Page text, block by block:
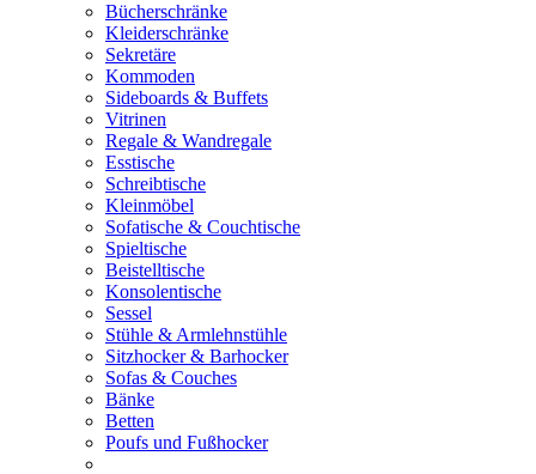
Bücherschränke
Kleiderschränke
Sekretäre
Kommoden
Sideboards & Buffets
Vitrinen
Regale & Wandregale
Esstische
Schreibtische
Kleinmöbel
Sofatische & Couchtische
Spieltische
Beistelltische
Konsolentische
Sessel
Stühle & Armlehnstühle
Sitzhocker & Barhocker
Sofas & Couches
Bänke
Betten
Poufs und Fußhocker